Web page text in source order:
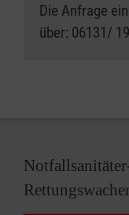
Die Anfrage
über: 06131/